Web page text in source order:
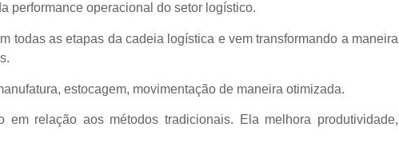
performance operacional do setor logístico.
todas as etapas da cadeia logística e vem transformando a maneira
estocagem, movimentação de maneira otimizada.
relação aos métodos tradicionais. Ela melhora produtividade,